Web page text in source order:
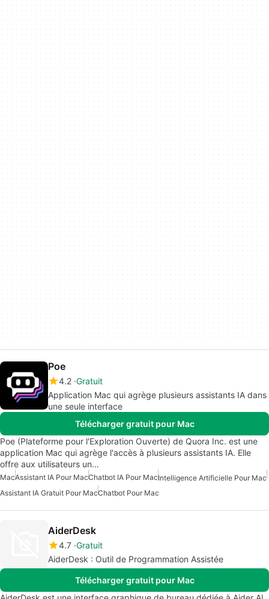
Poe
4.2 Gratuit
Application Mac qui agrège plusieurs assistants IA dans
une seule interface
Télécharger gratuit pour Mac
Poe (Plateforme pour l'Exploration Ouverte) de Quora Inc. est une
application Mac qui agrège l'accès à plusieurs assistants IA. Elle
offre aux utilisateurs un…
MacAssistant IA Pour MacChatbot IA Pour MacIntelligence Artificielle Pour Mac
Assistant IA Gratuit Pour MacChatbot Pour Mac
AiderDesk
4.7 Gratuit
AiderDesk : Outil de Programmation Assistée
Télécharger gratuit pour Mac